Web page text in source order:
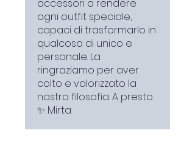
accessori a rendere
ogni outfit speciale,
capaci di trasformarlo in
qualcosa di unico e
personale. La
ringraziamo per aver
colto e valorizzato la
nostra filosofia. A presto
✨ Mirta